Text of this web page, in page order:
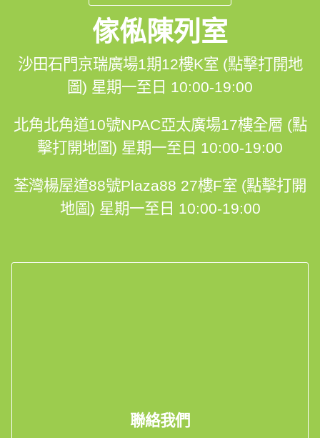
傢俬陳列室
沙田石門京瑞廣場1期12樓K室 (點擊打開地
圖) 星期一至日 10:00-19:00
北角北角道10號NPAC亞太廣場17樓全層 (點
擊打開地圖) 星期一至日 10:00-19:00
荃灣楊屋道88號Plaza88 27樓F室 (點擊打開
地圖) 星期一至日 10:00-19:00
聯絡我們